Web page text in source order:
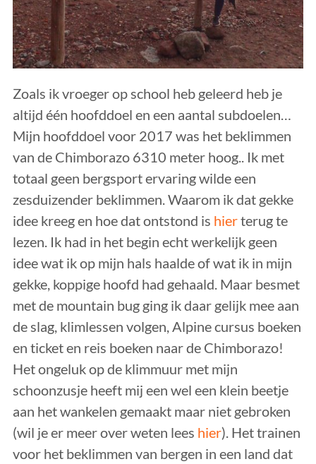
Zoals ik vroeger op school heb geleerd heb je
altijd één hoofddoel en een aantal subdoelen…
Mijn hoofddoel voor 2017 was het beklimmen
van de Chimborazo 6310 meter hoog.. Ik met
totaal geen bergsport ervaring wilde een
zesduizender beklimmen. Waarom ik dat gekke
idee kreeg en hoe dat ontstond is hierterug te
lezen. Ik had in het begin echt werkelijk geen
idee wat ik op mijn hals haalde of wat ik in mijn
gekke, koppige hoofd had gehaald. Maar besmet
met de mountain bug ging ik daar gelijk mee aan
de slag, klimlessen volgen, Alpine cursus boeken
en ticket en reis boeken naar de Chimborazo!
Het ongeluk op de klimmuur met mijn
schoonzusje heeft mij een wel een klein beetje
aan het wankelen gemaakt maar niet gebroken
(wil je er meer over weten lees hier). Het trainen
voor het beklimmen van bergen in een land dat